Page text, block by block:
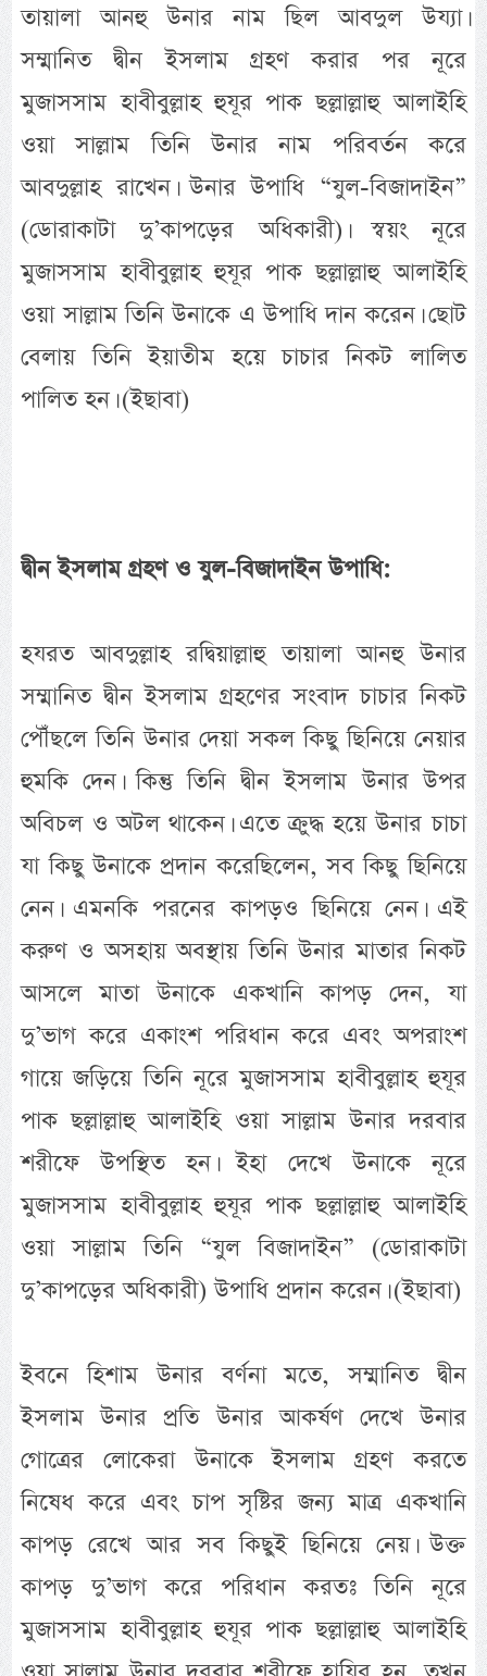
তায়ালা আনহু উনার নাম ছিল আবদুল উয্যা।
সম্মানিত দ্বীন ইসলাম গ্রহণ করার পর নূরে
মুজাসসাম হাবীবুল্লাহ হুযূর পাক ছল্লাল্লাহু আলাইহি
ওয়া সাল্লাম তিনি উনার নাম পরিবর্তন করে
আবদুল্লাহ রাখেন। উনার উপাধি “যুল-বিজাদাইন”
(ডোরাকাটা দু’কাপড়ের অধিকারী)। স্বয়ং নূরে
মুজাসসাম হাবীবুল্লাহ হুযূর পাক ছল্লাল্লাহু আলাইহি
ওয়া সাল্লাম তিনি উনাকে এ উপাধি দান করেন। ছোট
বেলায় তিনি ইয়াতীম হয়ে চাচার নিকট লালিত
পালিত হন। (ইছাবা)
দ্বীন ইসলাম গ্রহণ ও যুল-বিজাদাইন উপাধি:
হযরত আবদুল্লাহ রদ্বিয়াল্লাহু তায়ালা আনহু উনার
সম্মানিত দ্বীন ইসলাম গ্রহণের সংবাদ চাচার নিকট
পৌঁছলে তিনি উনার দেয়া সকল কিছু ছিনিয়ে নেয়ার
হুমকি দেন। কিন্তু তিনি দ্বীন ইসলাম উনার উপর
অবিচল ও অটল থাকেন। এতে ক্রুদ্ধ হয়ে উনার চাচা
যা কিছু উনাকে প্রদান করেছিলেন, সব কিছু ছিনিয়ে
নেন। এমনকি পরনের কাপড়ও ছিনিয়ে নেন। এই
করুণ ও অসহায় অবস্থায় তিনি উনার মাতার নিকট
আসলে মাতা উনাকে একখানি কাপড় দেন, যা
দু’ভাগ করে একাংশ পরিধান করে এবং অপরাংশ
গায়ে জড়িয়ে তিনি নূরে মুজাসসাম হাবীবুল্লাহ হুযূর
পাক ছল্লাল্লাহু আলাইহি ওয়া সাল্লাম উনার দরবার
শরীফে উপস্থিত হন। ইহা দেখে উনাকে নূরে
মুজাসসাম হাবীবুল্লাহ হুযূর পাক ছল্লাল্লাহু আলাইহি
ওয়া সাল্লাম তিনি “যুল বিজাদাইন” (ডোরাকাটা
দু’কাপড়ের অধিকারী) উপাধি প্রদান করেন। (ইছাবা)
ইবনে হিশাম উনার বর্ণনা মতে, সম্মানিত দ্বীন
ইসলাম উনার প্রতি উনার আকর্ষণ দেখে উনার
গোত্রের লোকেরা উনাকে ইসলাম গ্রহণ করতে
নিষেধ করে এবং চাপ সৃষ্টির জন্য মাত্র একখানি
কাপড় রেখে আর সব কিছুই ছিনিয়ে নেয়। উক্ত
কাপড় দু’ভাগ করে পরিধান করতঃ তিনি নূরে
মুজাসসাম হাবীবুল্লাহ হুযূর পাক ছল্লাল্লাহু আলাইহি